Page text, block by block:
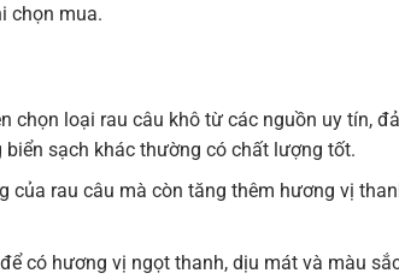
chọn mua.
chọn loại rau câu khô từ các nguồn uy tín,
biển sạch khác thường có chất lượng tốt.
rau câu mà còn tăng thêm hương vị
có hương vị ngọt thanh, dịu mát và màu